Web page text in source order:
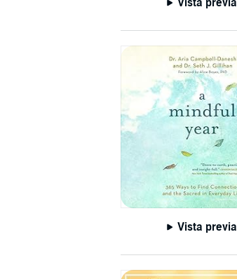
Vista previa